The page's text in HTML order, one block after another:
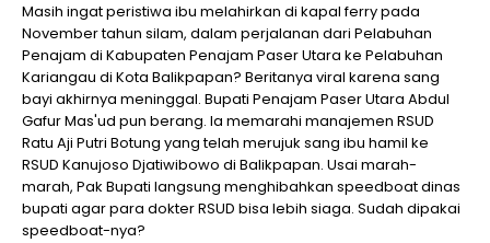
Masih ingat peristiwa ibu melahirkan di kapal ferry pada
November tahun silam, dalam perjalanan dari Pelabuhan
Penajam di Kabupaten Penajam Paser Utara ke Pelabuhan
Kariangau di Kota Balikpapan? Beritanya viral karena sang
bayi akhirnya meninggal. Bupati Penajam Paser Utara Abdul
Gafur Mas'ud pun berang. Ia memarahi manajemen RSUD
Ratu Aji Putri Botung yang telah merujuk sang ibu hamil ke
RSUD Kanujoso Djatiwibowo di Balikpapan. Usai marah-
marah, Pak Bupati langsung menghibahkan speedboat dinas
bupati agar para dokter RSUD bisa lebih siaga. Sudah dipakai
speedboat-nya?